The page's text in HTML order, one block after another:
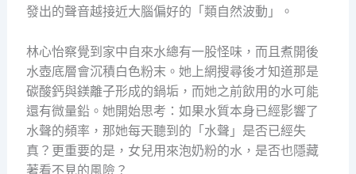
發出的聲音越接近大腦偏好的「類自然波動」。
林心怡察覺到家中自來水總有一股怪味，而且煮開後
水壺底層會沉積白色粉末。她上網搜尋後才知道那是
碳酸鈣與鎂離子形成的鍋垢，而她之前飲用的水可能
還有微量鉛。她開始思考：如果水質本身已經影響了
水聲的頻率，那她每天聽到的「水聲」是否已經失
真？更重要的是，女兒用來泡奶粉的水，是否也隱藏
著看不見的風險？